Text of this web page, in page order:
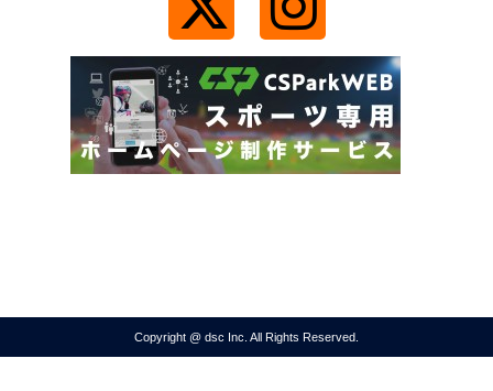
Copyright @ dsc Inc. All Rights Reserved.